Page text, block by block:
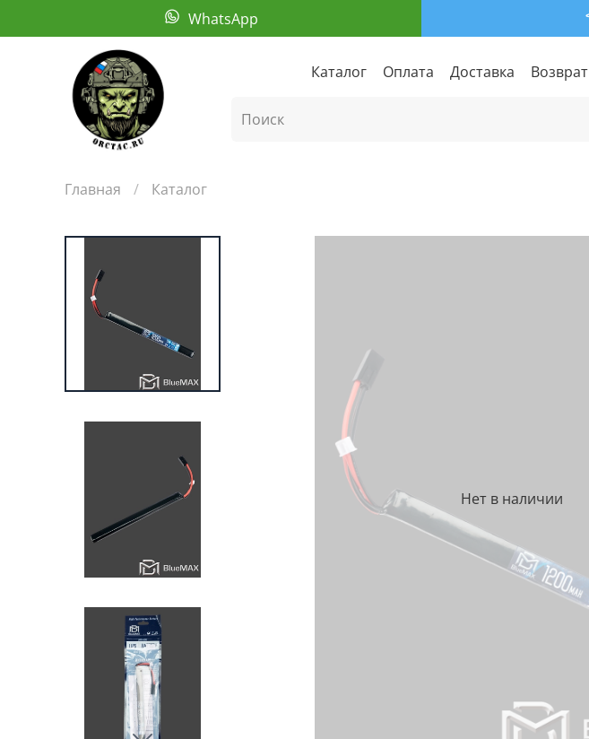
WhatsApp
Каталог Оплата Доставка Возврат
Главная Каталог
Нет в наличии